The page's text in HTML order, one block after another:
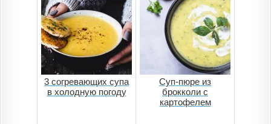
3 cогревающих супа
в холодную погоду
Суп-пюре из
брокколи с
картофелем